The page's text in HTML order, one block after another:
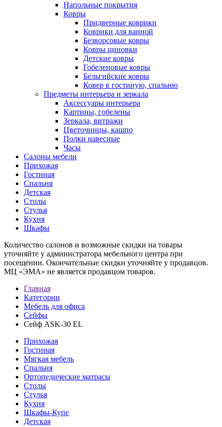
Напольные покрытия
Ковры
Придверные коврики
Коврики для ванной
Безворсовые ковры
Ковры циновки
Детские ковры
Гобеленовые ковры
Бельгийские ковры
Ковер в гостиную, спальню
Предметы интерьера и зеркала
Аксессуары интерьера
Картины, гобелены
Зеркала, витражи
Цветочницы, кашпо
Полки навесные
Часы
Салоны мебели
Прихожая
Гостиная
Спальня
Детская
Столы
Стулья
Кухня
Шкафы
Количество салонов и возможные скидки на товары
уточняйте у администратора мебельного центра при
посещении. Окончательные скидки уточняйте у продавцов.
МЦ «ЭМА» не является продавцом товаров.
Главная
Категории
Мебель для офиса
Сейфы
Сейф ASK-30 EL
Прихожая
Гостиная
Мягкая мебель
Спальня
Ортопедические матрасы
Столы
Стулья
Кухня
Шкафы-Купе
Детская